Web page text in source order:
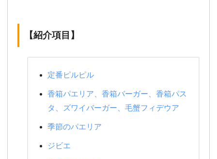
【紹介項目】
定番ピルピル
香箱パエリア、香箱バーガー、香箱パス
タ、ズワイバーガー、毛蟹フィデウア
季節のパエリア
ジビエ